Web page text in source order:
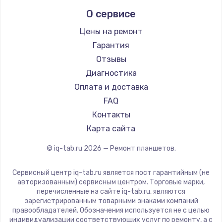
1330 руб.
Заказать
2100 руб.
Заказать
Ремонт цепей питания
3000 руб.
Заказать
Замена материнской платы
1590 руб.
Заказать
Microsoft
BlackView
Amazon
Aquarius
Philips
Dell
HP
Getac
ZTE
CHUWI
О сервисе
Цены на ремонт
Гарантия
Отзывы
Диагностика
Оплата и доставка
FAQ
Контакты
Карта сайта
© iq-tab.ru 2026 — Ремонт планшетов.
Сервисный центр iq-tab.ru является пост гарантийным (не
авторизованным) сервисным центром. Торговые марки,
перечисленные на сайте iq-tab.ru, являются
зарегистрированным товарными знаками компаний
правообладателей. Обозначения используется не с целью
индивидуализации соответствующих услуг по ремонту, а с